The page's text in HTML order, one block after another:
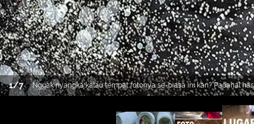
1/7 Nggak nyangka kalau tempat fotonya se-biasa ini kan? Padahal